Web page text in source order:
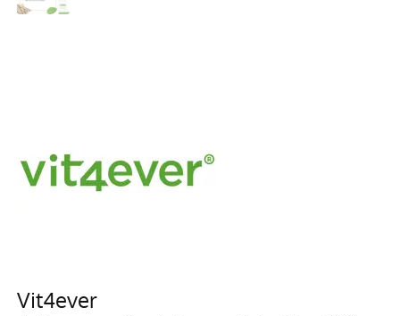
Vit4ever